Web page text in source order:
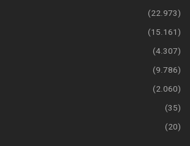
(22.973)
(15.161)
(4.307)
(9.786)
(2.060)
(35)
(20)